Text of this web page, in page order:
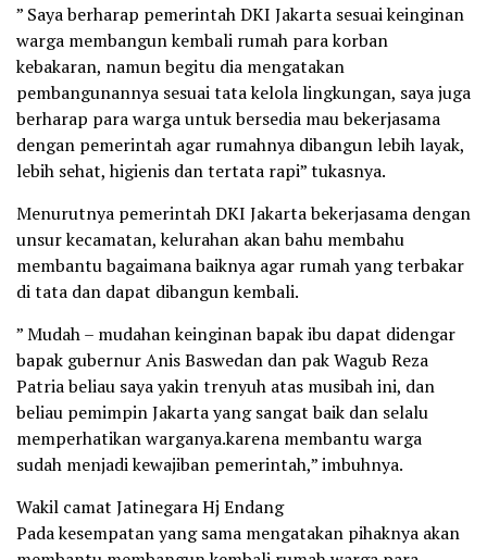
” Saya berharap pemerintah DKI Jakarta sesuai keinginan
warga membangun kembali rumah para korban
kebakaran, namun begitu dia mengatakan
pembangunannya sesuai tata kelola lingkungan, saya juga
berharap para warga untuk bersedia mau bekerjasama
dengan pemerintah agar rumahnya dibangun lebih layak,
lebih sehat, higienis dan tertata rapi” tukasnya.
Menurutnya pemerintah DKI Jakarta bekerjasama dengan
unsur kecamatan, kelurahan akan bahu membahu
membantu bagaimana baiknya agar rumah yang terbakar
di tata dan dapat dibangun kembali.
” Mudah – mudahan keinginan bapak ibu dapat didengar
bapak gubernur Anis Baswedan dan pak Wagub Reza
Patria beliau saya yakin trenyuh atas musibah ini, dan
beliau pemimpin Jakarta yang sangat baik dan selalu
memperhatikan warganya.karena membantu warga
sudah menjadi kewajiban pemerintah,” imbuhnya.
Wakil camat Jatinegara Hj Endang
Pada kesempatan yang sama mengatakan pihaknya akan